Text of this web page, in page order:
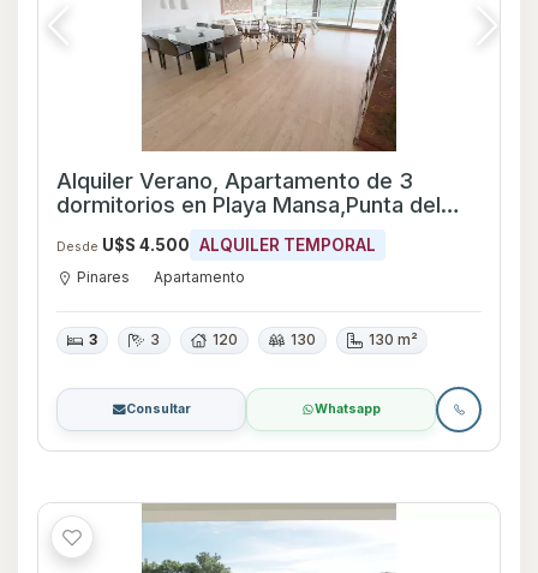
Alquiler Verano, Apartamento de 3
dormitorios en Playa Mansa,Punta del
Este, primera línea,fFull Amenities
Desde U$S 4.500 ALQUILER TEMPORAL
Pinares Apartamento
3 3 120 130 130 m²
Consultar Whatsapp